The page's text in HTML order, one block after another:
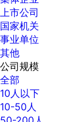
上市公司
国家机关
事业单位
其他
公司规模
全部
10人以下
10-50人